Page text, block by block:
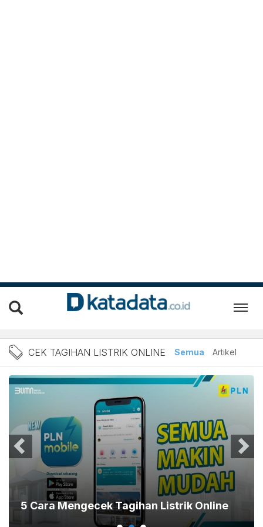
Berita Cek Tagihan
CEK TAGIHAN LISTRIK ONLINE Semua Artikel
5 Cara Mengecek Tagihan Listrik Online